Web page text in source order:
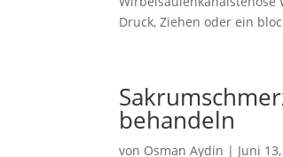
Druck, Ziehen oder ein
behandeln
von Osman Aydin | Juni